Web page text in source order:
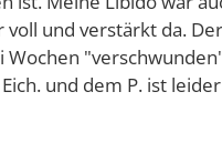
voll und verstärkt da.
Wochen
und dem P. ist